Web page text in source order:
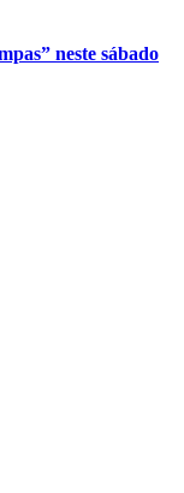
neste sábado